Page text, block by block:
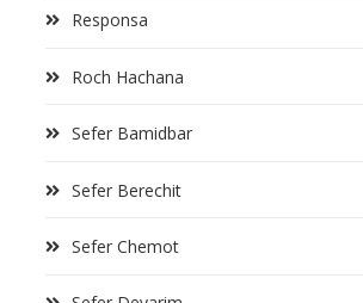
Responsa
Roch Hachana
Sefer Bamidbar
Sefer Berechit
Sefer Chemot